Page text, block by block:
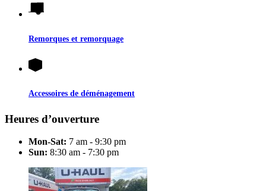
Remorques et remorquage
Accessoires de déménagement
Heures d’ouverture
Mon-Sat: 7 am - 9:30 pm
Sun: 8:30 am - 7:30 pm